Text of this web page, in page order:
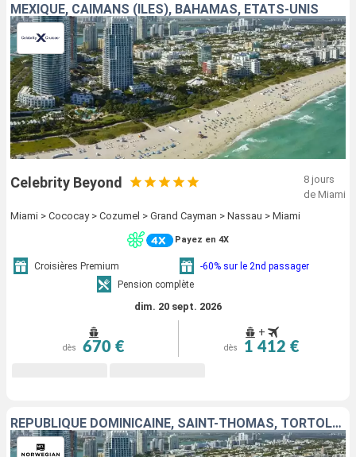
MEXIQUE, CAÏMANS (ÎLES), BAHAMAS, ÉTATS-UNIS
Celebrity Beyond
8 jours
de Miami
Miami > Cococay > Cozumel > Grand Cayman > Nassau > Miami
Payez en 4X
Croisières Premium
-60% sur le 2nd passager
Pension complète
dim. 20 sept. 2026
dès 670 €
+
dès 1 412 €
RÉPUBLIQUE DOMINICAINE, SAINT-THOMAS, TORTOLA, BAHAMAS, ÉTATS-UNIS